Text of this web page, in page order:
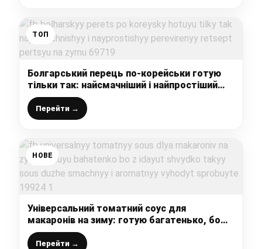
ТОП
Болгарський перець по-корейськи готую
тільки так: найсмачніший і найпростіший
перевірений рецепт перцю на зиму
Перейти →
НОВЕ
Універсальний томатний соус для
макаронів на зиму: готую багатенько, бо
з’їдають швидко, такий соус дуже смачний
і ароматний виходить – спробуйте
Перейти →